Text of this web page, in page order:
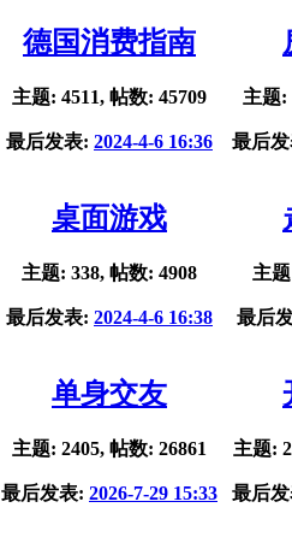
德国消费指南
主题: 4511, 帖数: 45709
最后发表: 2024-4-6 16:36
主题:
最后
桌面游戏
主题: 338, 帖数: 4908
最后发表: 2024-4-6 16:38
主
最后
单身交友
主题: 2405, 帖数: 26861
最后发表: 2026-7-29 15:33
主题:
最后